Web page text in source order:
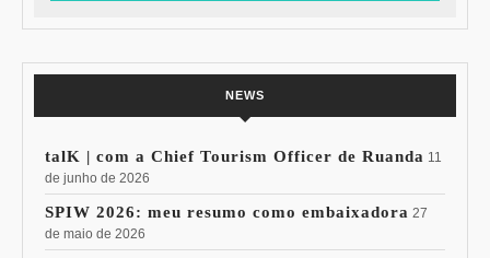
NEWS
talK | com a Chief Tourism Officer de Ruanda 11
de junho de 2026
SPIW 2026: meu resumo como embaixadora 27
de maio de 2026